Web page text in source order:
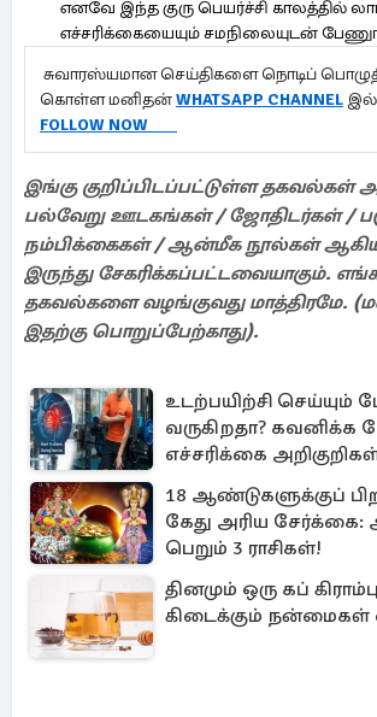
எனவே இந்த குரு பெயர்ச்சி காலத்தில்
எச்சரிக்கையையும் சமநிலையுடன்
சுவாரஸ்யமான செய்திகளை நொடிப்
கொள்ள மனிதன்WHATSAPP CHANNEL
FOLLOW NOW
இங்கு குறிப்பிடப்பட்டுள்ள தகவல்கள்
பல்வேறு ஊடகங்கள் / ஜோதிடர்கள் /
நம்பிக்கைகள் / ஆன்மீக நூல்கள்
இருந்து சேகரிக்கப்பட்டவையாகும்.
தகவல்களை வழங்குவது மாத்திரமே.
இதற்கு பொறுப்பேற்காது).
உடற்பயிற்சி செய்யும்
வருகிறதா? கவனிக்க
எச்சரிக்கை
18 ஆண்டுகளுக்குப்
கேது அரிய சேர்க்கை:
பெறும் 3 ராசிகள்!
தினமும் ஒரு கப்
கிடைக்கும்